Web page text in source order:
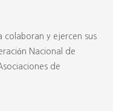
colaboran y ejercen sus
Nacional de
de